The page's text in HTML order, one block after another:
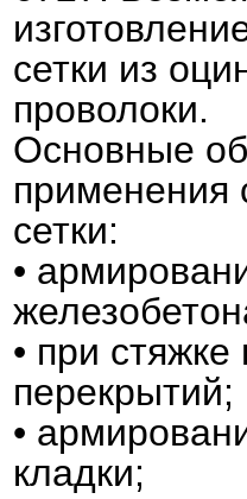
сетки из
проволоки.
Основные
применения
сетки:
•
• при стяжке
перекрытий;
•
кладки;